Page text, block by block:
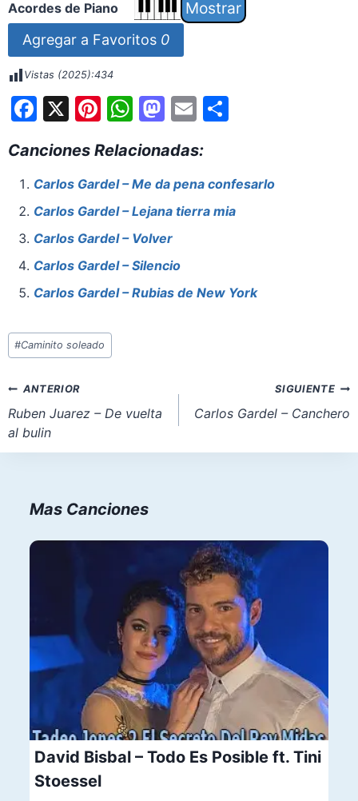
Acordes de Piano
Agregar a Favoritos 0
Vistas (2025):434
F
c
e
b
o
o
k
X Pi
er
e
st
W
at
s
A
p
p
M
st
o
d
o
n
E
ai
l
S
e
Canciones Relacionadas:
Carlos Gardel – Me da pena confesarlo
Carlos Gardel – Lejana tierra mia
Carlos Gardel – Volver
Carlos Gardel – Silencio
Carlos Gardel – Rubias de New York
Etiquetas
de
entrada:
#Caminito soleado
Navegación
de
entradas
ANTERIOR
Ruben Juarez – De vuelta
al bulin
SIGUIENTE
Carlos Gardel – Canchero
Mas Canciones
David Bisbal – Todo Es Posible ft. Tini
Stoessel